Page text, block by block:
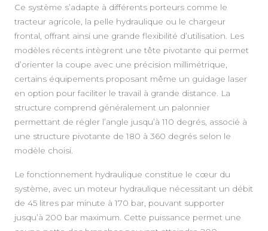
Ce système s’adapte à différents porteurs comme le
tracteur agricole, la pelle hydraulique ou le chargeur
frontal, offrant ainsi une grande flexibilité d’utilisation. Les
modèles récents intègrent une tête pivotante qui permet
d’orienter la coupe avec une précision millimétrique,
certains équipements proposant même un guidage laser
en option pour faciliter le travail à grande distance. La
structure comprend généralement un palonnier
permettant de régler l’angle jusqu’à 110 degrés, associé à
une structure pivotante de 180 à 360 degrés selon le
modèle choisi.
Le fonctionnement hydraulique constitue le cœur du
système, avec un moteur hydraulique nécessitant un débit
de 45 litres par minute à 170 bar, pouvant supporter
jusqu’à 200 bar maximum. Cette puissance permet une